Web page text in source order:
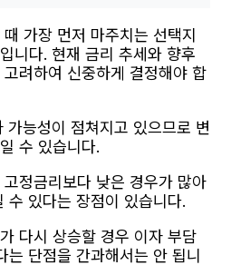
가장 먼저 마주치는 선택지
니다. 현재 금리 추세와 향후
려하여 신중하게 결정해야 합
능성이 점쳐지고 있으므로 변
수 있습니다.
정금리보다 낮은 경우가 많아
수 있다는 장점이 있습니다.
다시 상승할 경우 이자 부담
는 단점을 간과해서는 안 됩니